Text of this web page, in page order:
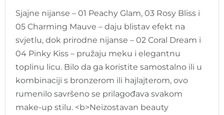
Sjajne nijanse – 01 Peachy Glam, 03 Rosy Bliss i
05 Charming Mauve – daju blistav efekt na
svjetlu, dok prirodne nijanse – 02 Coral Dream i
04 Pinky Kiss – pružaju meku i elegantnu
toplinu licu. Bilo da ga koristite samostalno ili u
kombinaciji s bronzerom ili hajlajterom, ovo
rumenilo savršeno se prilagođava svakom
make-up stilu. <b>Neizostavan beauty